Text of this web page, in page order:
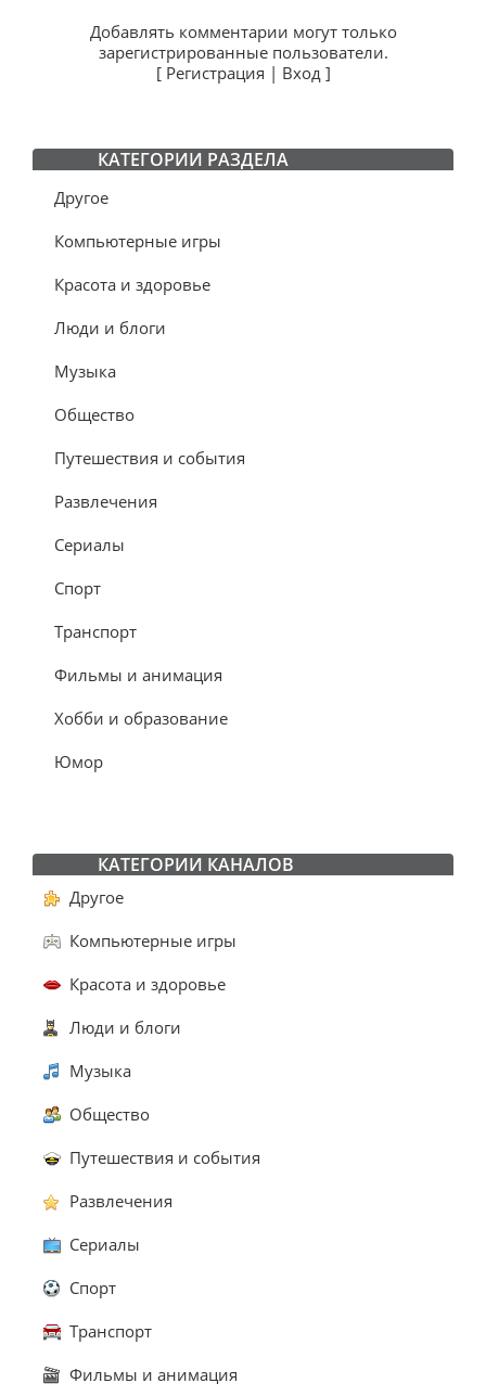
Добавлять комментарии могут только
зарегистрированные пользователи.
[ Регистрация | Вход]
КАТЕГОРИИ РАЗДЕЛА
Другое
Компьютерные игры
Красота и здоровье
Люди и блоги
Музыка
Общество
Путешествия и события
Развлечения
Сериалы
Спорт
Транспорт
Фильмы и анимация
Хобби и образование
Юмор
КАТЕГОРИИ КАНАЛОВ
Другое
Компьютерные игры
Красота и здоровье
Люди и блоги
Музыка
Общество
Путешествия и события
Развлечения
Сериалы
Спорт
Транспорт
Фильмы и анимация